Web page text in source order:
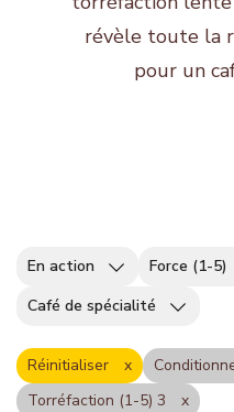
révèle toute la
pour un
En action Force (1-5)
Café de spécialité
Réinitialiser
Torréfaction (1-5) 3